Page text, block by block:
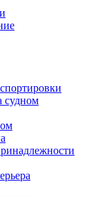
судном